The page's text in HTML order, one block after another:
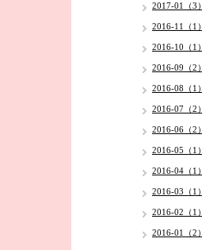
2017-01（3）
2016-11（1）
2016-10（1）
2016-09（2）
2016-08（1）
2016-07（2）
2016-06（2）
2016-05（1）
2016-04（1）
2016-03（1）
2016-02（1）
2016-01（2）